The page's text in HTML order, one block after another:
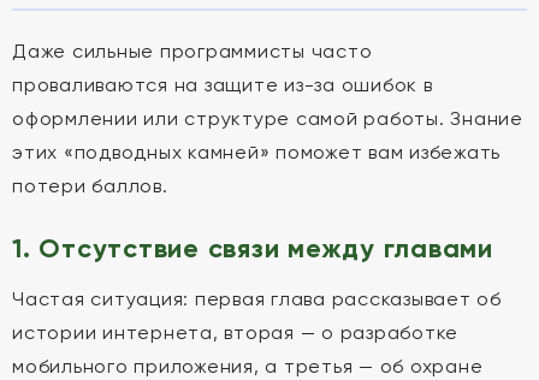
Даже сильные программисты часто
проваливаются на защите из-за ошибок в
оформлении или структуре самой работы. Знание
этих «подводных камней» поможет вам избежать
потери баллов.
1. Отсутствие связи между главами
Частая ситуация: первая глава рассказывает об
истории интернета, вторая — о разработке
мобильного приложения, а третья — об охране